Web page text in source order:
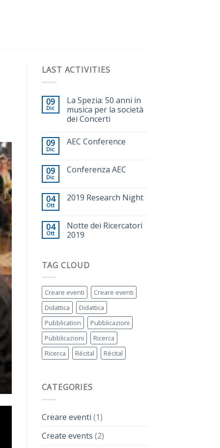
LAST ACTIVITIES
09
Dic
La Spezia: 50 anni in
musica per la società
dei Concerti
09
Dic
AEC Conference
09
Dic
Conferenza AEC
04
Ott
2019 Research Night
04
Ott
Notte dei Ricercatori
2019
TAG CLOUD
Creare eventi
Creare eventi
Didattica
Didattica
Pubblication
Pubblicazioni
Pubblicazioni
Ricerca
Ricerca
Récital Récital
CATEGORIES
Creare eventi (1)
Create events (2)